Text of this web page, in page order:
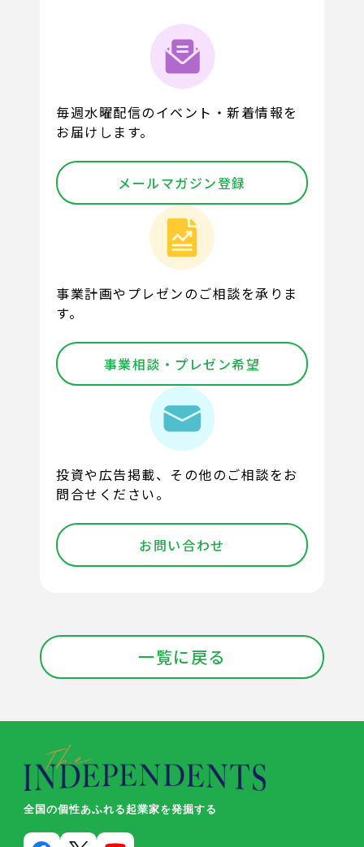
毎週水曜配信のイベント・新着情報を
お届けします。
メールマガジン登録
事業計画やプレゼンのご相談を承りま
す。
事業相談・プレゼン希望
投資や広告掲載、その他のご相談をお
問合せください。
お問い合わせ
一覧に戻る
全国の個性あふれる起業家を発掘する